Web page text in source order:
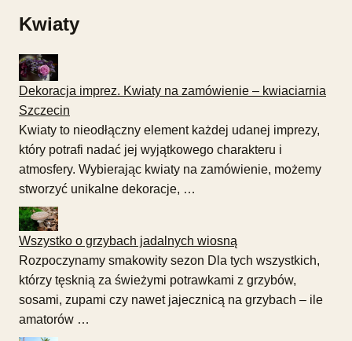
Kwiaty
Dekoracja imprez. Kwiaty na zamówienie – kwiaciarnia
Szczecin
Kwiaty to nieodłączny element każdej udanej imprezy,
który potrafi nadać jej wyjątkowego charakteru i
atmosfery. Wybierając kwiaty na zamówienie, możemy
stworzyć unikalne dekoracje, …
Wszystko o grzybach jadalnych wiosną
Rozpoczynamy smakowity sezon Dla tych wszystkich,
którzy tęsknią za świeżymi potrawkami z grzybów,
sosami, zupami czy nawet jajecznicą na grzybach – ile
amatorów …